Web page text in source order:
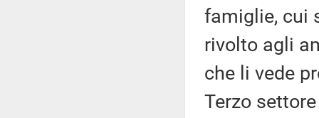
famiglie, cui
rivolto agli
che li vede
Terzo